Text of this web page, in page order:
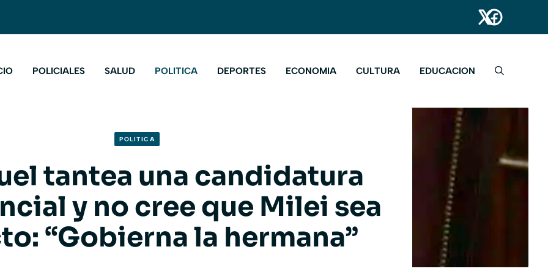
POLICIALES SALUD POLITICA DEPORTES ECONOMIA CULTURA EDUCACION
POLITICA
tantea una candidatura
y no cree que Milei sea
“Gobierna la hermana”